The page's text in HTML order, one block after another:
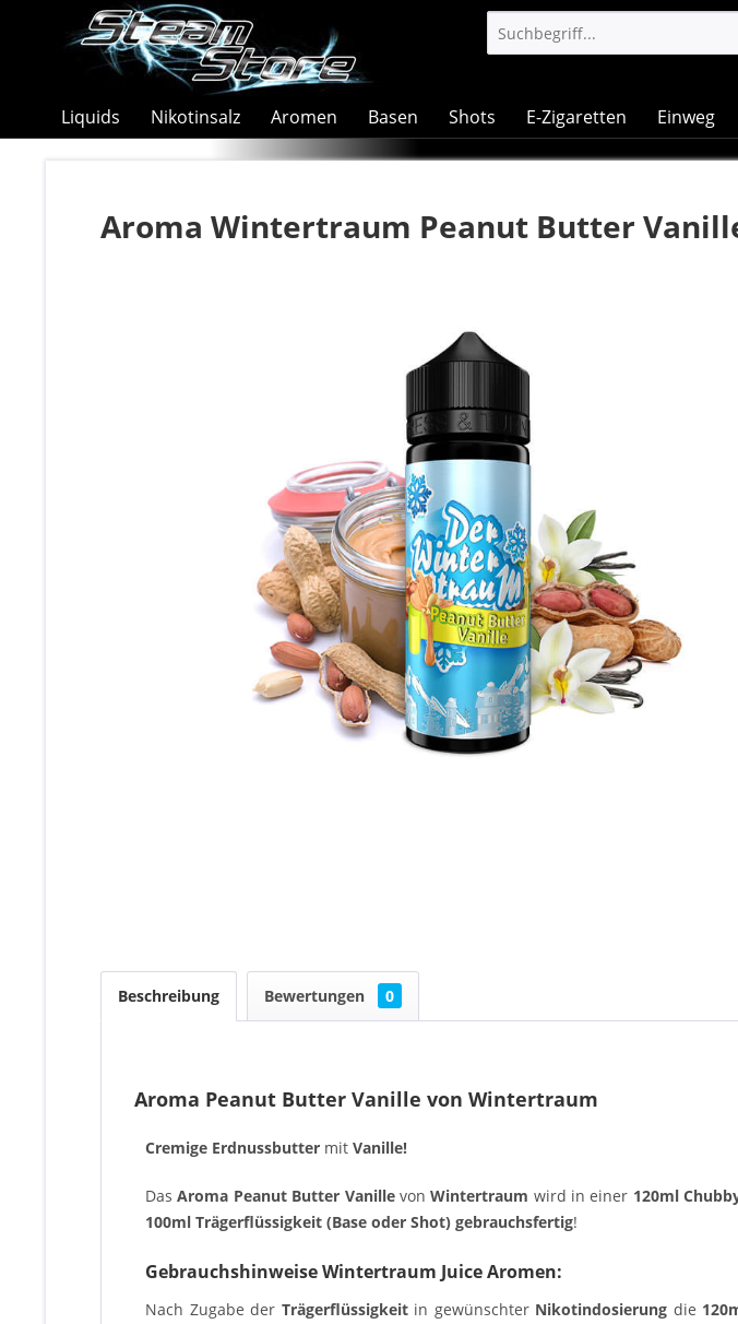
Liquids Nikotinsalz Aromen Basen Shots E-Zigaretten Einweg
Aroma Wintertraum Peanut Butter
Beschreibung Bewertungen 0
Aroma Peanut Butter Vanille von Wintertraum
Cremige Erdnussbutter mit Vanille!
DasAroma Peanut Butter Vanille von Wintertraum wird in einer 120ml
100ml Trägerflüssigkeit (Base oder Shot) gebrauchsfertig!
Gebrauchshinweise Wintertraum Juice Aromen:
Nach Zugabe der Trägerflüssigkeitin gewünschter Nikotindosierung die